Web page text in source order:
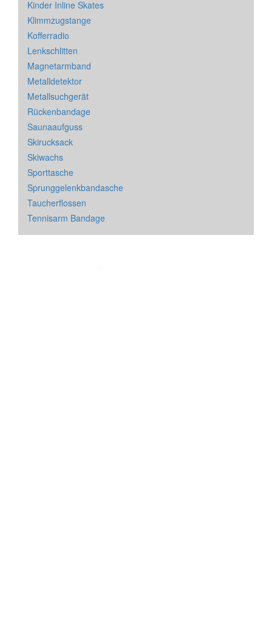
Kinder Inline Skates
Klimmzugstange
Kofferradio
Lenkschlitten
Magnetarmband
Metalldetektor
Metallsuchgerät
Rückenbandage
Saunaaufguss
Skirucksack
Skiwachs
Sporttasche
Sprunggelenkbandasche
Taucherflossen
Tennisarm Bandage